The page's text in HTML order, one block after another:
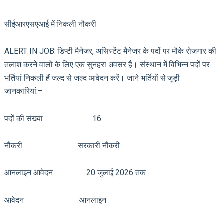
सीईआरएसएआई में निकली नौकरी
ALERT IN JOB: डिप्टी मैनेजर, असिस्टेंट मैनेजर के पदों पर मौके रोजगार की
तलाश करने वालों के लिए एक सुनहरा अवसर है। संस्थान में विभिन्न पदों पर
भर्तियां निकली हैं जल्द से जल्द आवेदन करें। जाने भर्तियों से जुड़ी
जानकारियां:–
पदों की संख्या 16
नौकरी सरकारी नौकरी
आनलाइन आवेदन 20 जुलाई 2026 तक
आवेदन आनलाइन